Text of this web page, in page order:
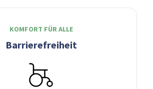
KOMFORT FÜR ALLE
Barrierefreiheit